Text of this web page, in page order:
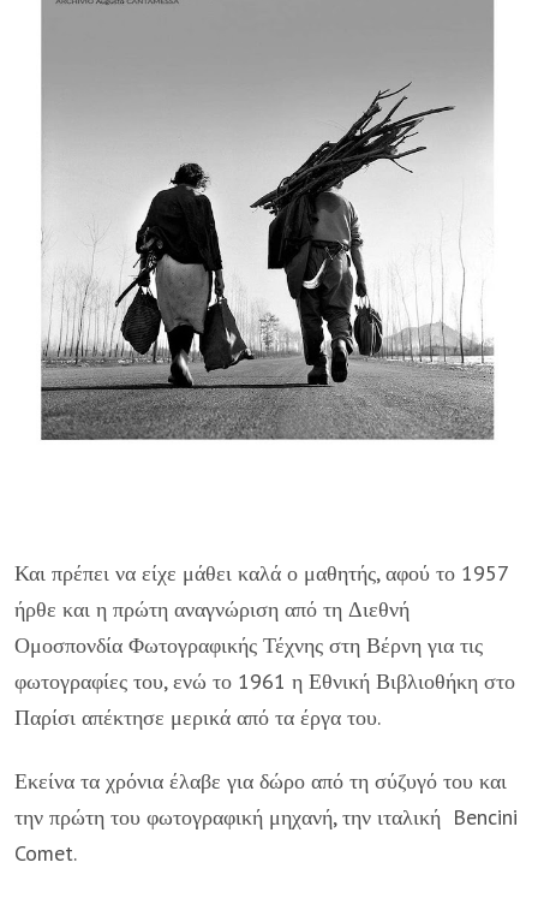
Και πρέπει να είχε μάθει καλά ο μαθητής, αφού το 1957
ήρθε και η πρώτη αναγνώριση από τη Διεθνή
Ομοσπονδία Φωτογραφικής Τέχνης στη Βέρνη για τις
φωτογραφίες του, ενώ το 1961 η Εθνική Βιβλιοθήκη στο
Παρίσι απέκτησε μερικά από τα έργα του.
Εκείνα τα χρόνια έλαβε για δώρο από τη σύζυγό του και
την πρώτη του φωτογραφική μηχανή, την ιταλική Bencini
Comet.